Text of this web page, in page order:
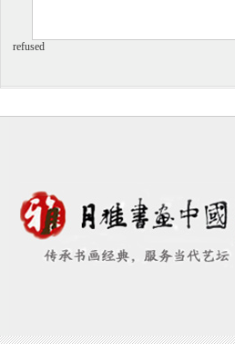
《齐白石》第九集 风云突变
refused